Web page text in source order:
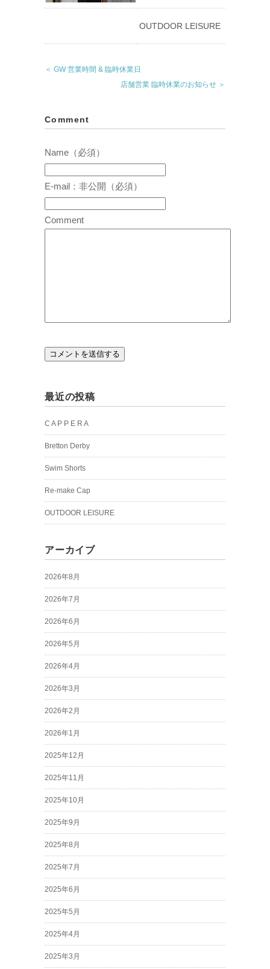
OUTDOOR LEISURE
＜ GW 営業時間 & 臨時休業日
店舗営業 臨時休業のお知らせ ＞
Comment
Name（必須）
E-mail：非公開（必須）
Comment
最近の投稿
C A P P E R A
Bretton Derby
Swim Shorts
Re-make Cap
OUTDOOR LEISURE
アーカイブ
2026年8月
2026年7月
2026年6月
2026年5月
2026年4月
2026年3月
2026年2月
2026年1月
2025年12月
2025年11月
2025年10月
2025年9月
2025年8月
2025年7月
2025年6月
2025年5月
2025年4月
2025年3月